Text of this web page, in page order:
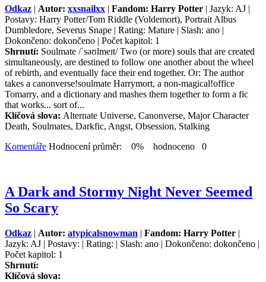
Odkaz | Autor: xxsnailxx | Fandom: Harry Potter | Jazyk: AJ |
Postavy: Harry Potter/Tom Riddle (Voldemort), Portrait Albus
Dumbledore, Severus Snape | Rating: Mature | Slash: ano |
Dokončeno: dokončeno | Počet kapitol: 1
Shrnutí: Soulmate /ˈsəʊlmeɪt/ Two (or more) souls that are created
simultaneously, are destined to follow one another about the wheel
of rebirth, and eventually face their end together. Or: The author
takes a canonverse!soulmate Harrymort, a non-magical!office
Tomarry, and a dictionary and mashes them together to form a fic
that works... sort of...
Klíčová slova: Alternate Universe, Canonverse, Major Character
Death, Soulmates, Darkfic, Angst, Obsession, Stalking
Komentáře Hodnocení průměr: 0% hodnoceno 0
A Dark and Stormy Night Never Seemed
So Scary
Odkaz | Autor: atypicalsnowman | Fandom: Harry Potter |
Jazyk: AJ | Postavy: | Rating: | Slash: ano | Dokončeno: dokončeno |
Počet kapitol: 1
Shrnutí:
Klíčová slova: